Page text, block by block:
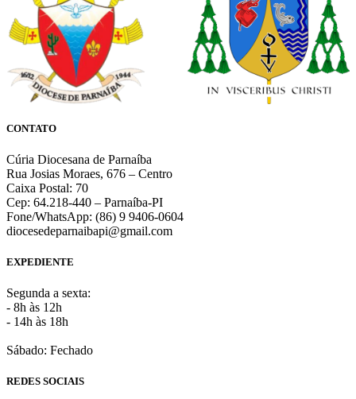
CONTATO
Cúria Diocesana de Parnaíba
Rua Josias Moraes, 676 – Centro
Caixa Postal: 70
Cep: 64.218-440 – Parnaíba-PI
Fone/WhatsApp: (86) 9 9406-0604
diocesedeparnaibapi@gmail.com
EXPEDIENTE
Segunda a sexta:
- 8h às 12h
- 14h às 18h
Sábado: Fechado
REDES SOCIAIS